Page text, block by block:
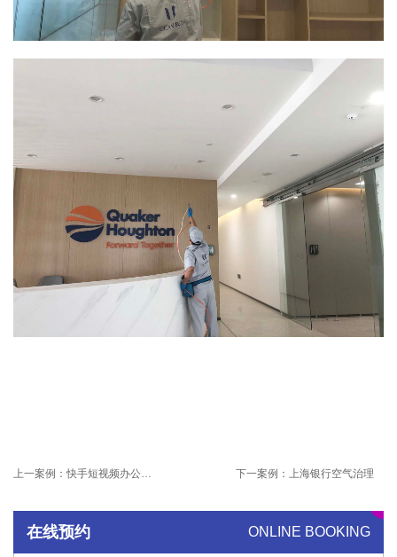
上一案例：快手短视频办公室除甲醛项目 下一案例： 上海银行空气治理
ONLINE BOOKING
在线预约